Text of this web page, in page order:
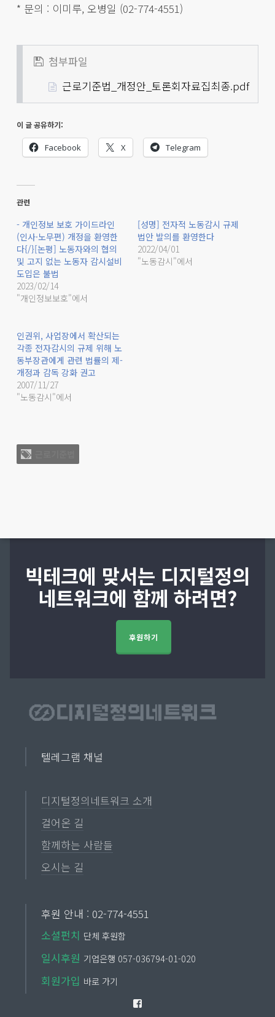
* 문의 : 이미루, 오병일 (02-774-4551)
첨부파일
근로기준법_개정안_토론회자료집최종.pdf
이 글 공유하기:
Facebook X Telegram
관련
- 개인정보 보호 가이드라인
(인사·노무편) 개정을 환영한
다{/}[논평] 노동자와의 협의
및 고지 없는 노동자 감시설비
도입은 불법
2023/02/14
"개인정보보호"에서
[성명] 전자적 노동감시 규제
법안 발의를 환영한다
2022/04/01
"노동감시"에서
인권위, 사업장에서 확산되는
각종 전자감시의 규제 위해 노
동부장관에게 관련 법률의 제-
개정과 감독 강화 권고
2007/11/27
"노동감시"에서
빅테크에 맞서는 디지털정의
네트워크에 함께 하려면?
후원하기
텔레그램 채널
디지털정의네트워크 소개
걸어온 길
함께하는 사람들
오시는 길
후원 안내 : 02-774-4551
소셜펀치 단체 후원함
일시후원 기업은행 057-036794-01-020
회원가입 바로 가기
Facebook